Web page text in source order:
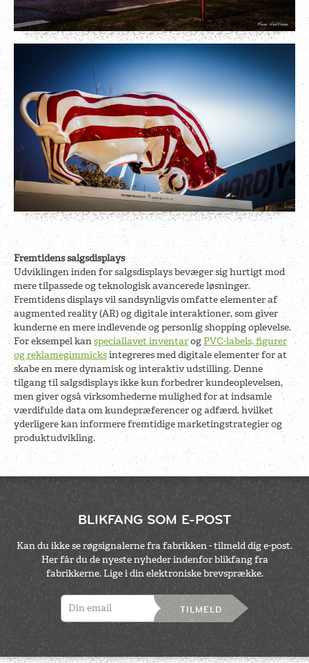
Fremtidens salgsdisplays
Udviklingen inden for salgsdisplays bevæger sig hurtigt mod
mere tilpassede og teknologisk avancerede løsninger.
Fremtidens displays vil sandsynligvis omfatte elementer af
augmented reality (AR) og digitale interaktioner, som giver
kunderne en mere indlevende og personlig shopping oplevelse.
For eksempel kanspeciallavet inventarogPVC-labels, figurer
og reklamegimmicksintegreres med digitale elementer for at
skabe en mere dynamisk og interaktiv udstilling. Denne
tilgang til salgsdisplays ikke kun forbedrer kundeoplevelsen,
men giver også virksomhederne mulighed for at indsamle
værdifulde data om kundepræferencer og adfærd, hvilket
yderligere kan informere fremtidige marketingstrategier og
produktudvikling.
BLIKFANG SOM E-POST
Kan du ikke se røgsignalerne fra fabrikken - tilmeld dig e-post.
Her får du de nyeste nyheder indenfor blikfang fra
fabrikkerne. Lige i din elektroniske brevsprække.
TILMELD